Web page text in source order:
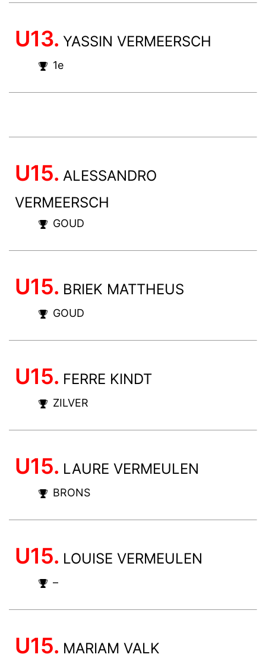
U13. YASSIN VERMEERSCH
1e
U15. ALESSANDRO
VERMEERSCH
GOUD
U15. BRIEK MATTHEUS
GOUD
U15. FERRE KINDT
ZILVER
U15. LAURE VERMEULEN
BRONS
U15. LOUISE VERMEULEN
–
U15. MARIAM VALK